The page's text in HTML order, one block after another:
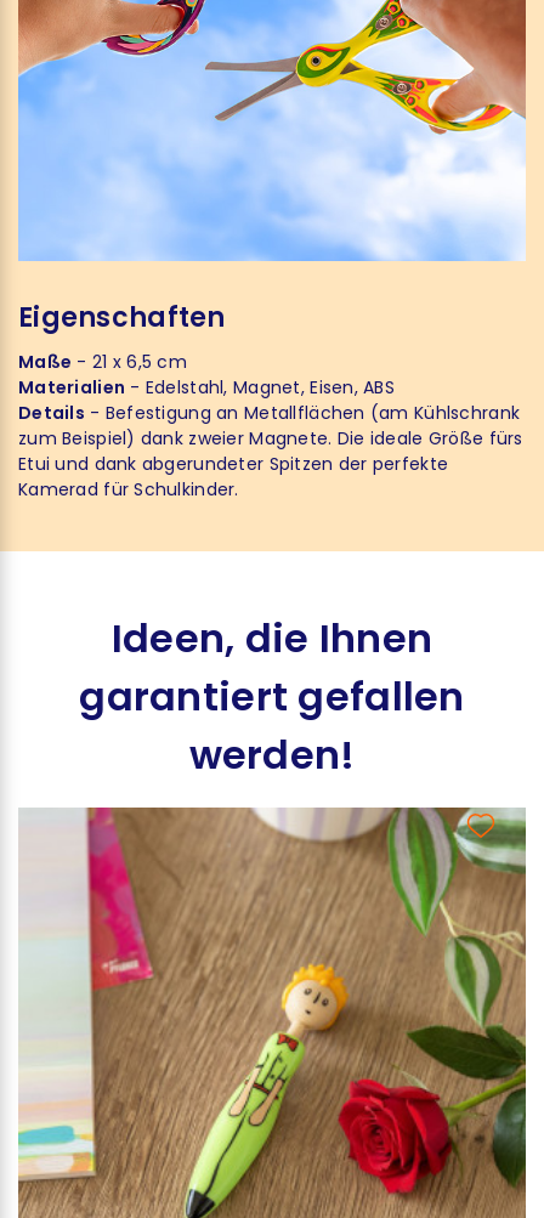
Eigenschaften
Maße - 21 x 6,5 cm
Materialien - Edelstahl, Magnet, Eisen, ABS
Details - Befestigung an Metallflächen (am Kühlschrank
zum Beispiel) dank zweier Magnete. Die ideale Größe fürs
Etui und dank abgerundeter Spitzen der perfekte
Kamerad für Schulkinder.
Ideen, die Ihnen
garantiert gefallen
werden!